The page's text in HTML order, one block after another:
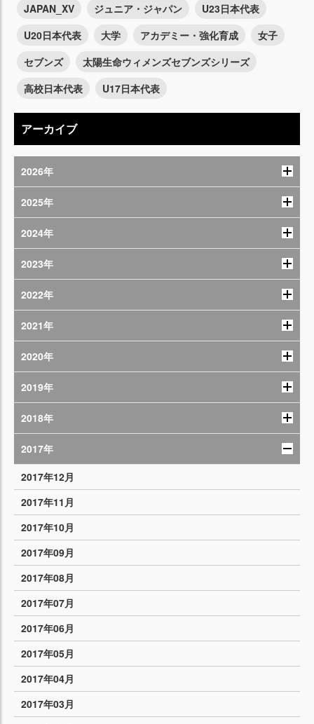
JAPAN_XV
ジュニア・ジャパン
U23日本代表
U20日本代表
大学 アカデミー・強化育成
女子
セブンズ
太陽生命ウィメンズセブンズシリーズ
高校日本代表
U17日本代表
アーカイブ
2026年
2025年
2024年
2023年
2022年
2021年
2020年
2019年
2018年
2017年
2017年12月
2017年11月
2017年10月
2017年09月
2017年08月
2017年07月
2017年06月
2017年05月
2017年04月
2017年03月